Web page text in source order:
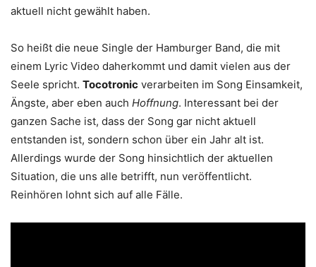
aktuell nicht gewählt haben.
So heißt die neue Single der Hamburger Band, die mit
einem Lyric Video daherkommt und damit vielen aus der
Seele spricht. Tocotronic verarbeiten im Song Einsamkeit,
Ängste, aber eben auch Hoffnung. Interessant bei der
ganzen Sache ist, dass der Song gar nicht aktuell
entstanden ist, sondern schon über ein Jahr alt ist.
Allerdings wurde der Song hinsichtlich der aktuellen
Situation, die uns alle betrifft, nun veröffentlicht.
Reinhören lohnt sich auf alle Fälle.